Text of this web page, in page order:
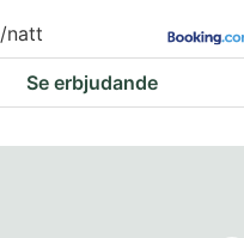
/natt
Se erbjudande